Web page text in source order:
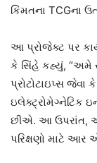
કિંમતના TCGના
આ પ્રોજેક્ટ પર
કે સિંહે કહ્યું, “અમે
પ્રોટોટાઇપ્સ જેવા
ઇલેક્ટ્રોમેગ્નેટિક
છીએ. આ ઉપરાંત, આ
પરિક્ષણો માટે આર